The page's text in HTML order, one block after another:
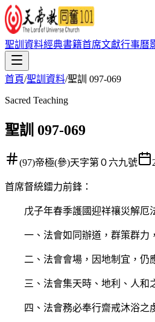
聖訓資料經典書籍首席文獻行事曆
首頁/聖訓資料/聖訓 097-069
Sacred Teaching
聖訓 097-069
(97)帝極(參)天字第０六九號
首席督統鐳力前鋒 ：
戊子年春季護國迎祥禳災解厄法
一、法會如同辦道，群策群力，
二、法會會場，因地制宜，仍應
三、法會集天時、地利、人和之
四、法會務必奉行齋戒沐浴之虔